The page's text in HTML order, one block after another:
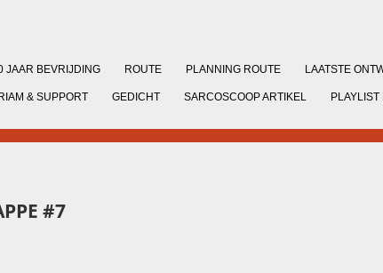
JAAR BEVRIJDING ROUTE PLANNING ROUTE LAATSTE
& SUPPORT GEDICHT SARCOSCOOP ARTIKEL PLAYLIST
#7